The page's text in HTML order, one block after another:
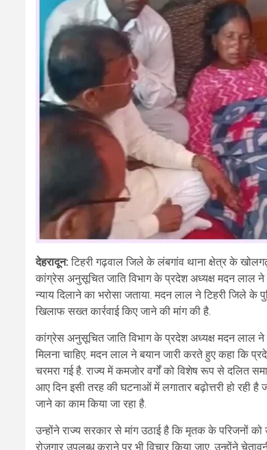
देहरादून: टिहरी गढ़वाल जिले के लंबगांव थाना क्षेत्र के
कांग्रेस अनुसूचित जाति विभाग के प्रदेश अध्यक्ष मदन
न्याय दिलाने का भरोसा जताया. मदन लाल ने टिहरी जिले
खिलाफ सख्त कार्रवाई किए जाने की मांग की है.
कांग्रेस अनुसूचित जाति विभाग के प्रदेश अध्यक्ष मदन लाल ने
मिलना चाहिए. मदन लाल ने बयान जारी करते हुए कहा कि
चरमरा गई है. राज्य में कमजोर वर्गों को विशेष रूप से दलित
आए दिन इसी तरह की घटनाओं में लगातार बढ़ोत्तरी हो रही
जाने का काम किया जा रहा है.
उन्होंने राज्य सरकार से मांग उठाई है कि मृतक के परिजनों
रोजगार उपलब्ध कराने पर भी विचार किया जाए. उन्होंने